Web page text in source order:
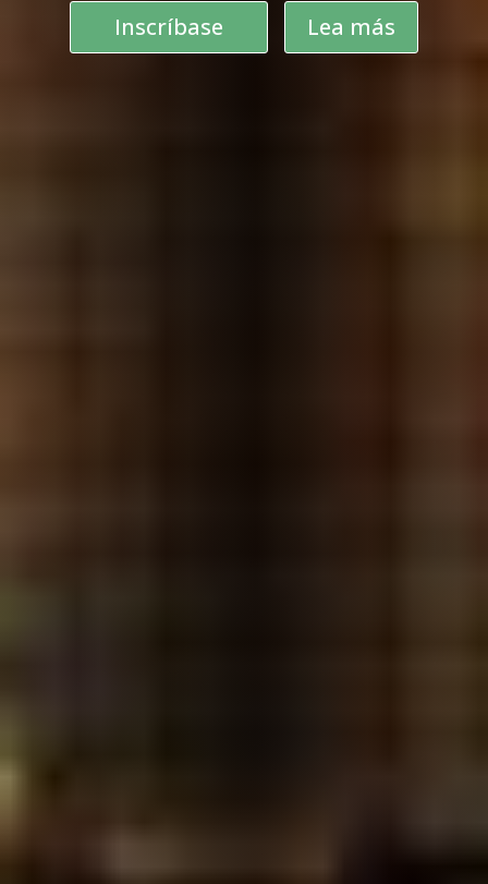
Inscríbase Lea más